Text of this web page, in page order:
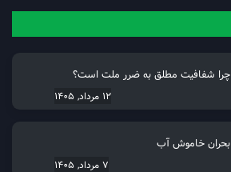
چرا شفافیت مطلق به ضرر ملت است؟
12 مرداد, 1405
بحران خاموش آب
7 مرداد, 1405